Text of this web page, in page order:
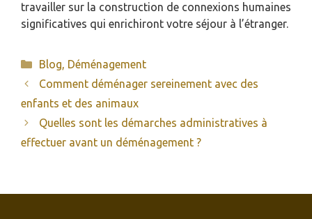
travailler sur la construction de connexions humaines
significatives qui enrichiront votre séjour à l’étranger.
Catégories
Blog, Déménagement
Comment déménager sereinement avec des
enfants et des animaux
Quelles sont les démarches administratives à
effectuer avant un déménagement ?